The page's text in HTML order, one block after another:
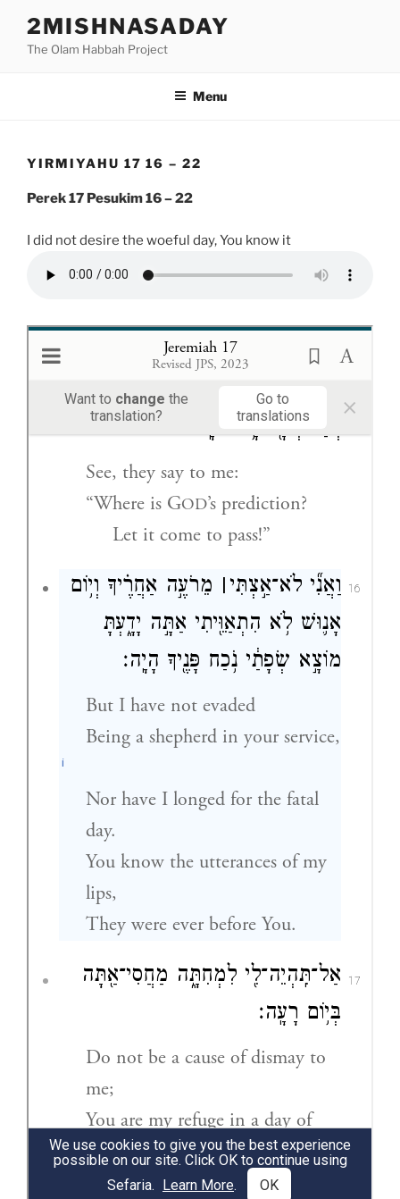
content
2MISHNASADAY
The Olam Habbah Project
Menu
YIRMIYAHU 17 16 – 22
Perek 17 Pesukim 16 – 22
I did not desire the woeful day, You know it